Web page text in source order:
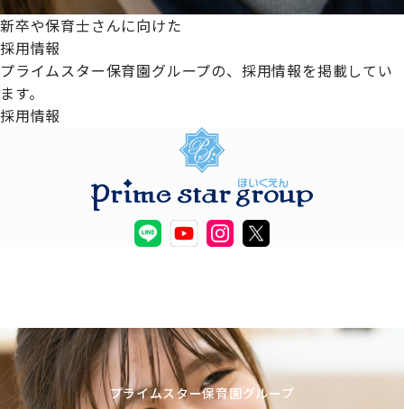
新卒や保育士さんに向けた
採用情報
プライムスター保育園グループの、採用情報を掲載してい
ます。
採用情報
プライムスター保育園グループ